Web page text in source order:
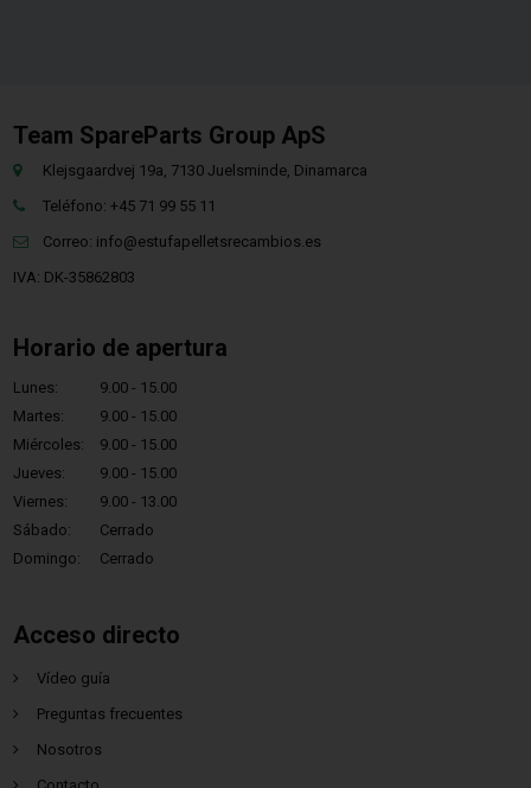
Team SpareParts Group ApS
Klejsgaardvej 19a, 7130 Juelsminde, Dinamarca
Teléfono: +45 71 99 55 11
Correo: info@estufapelletsrecambios.es
IVA: DK-35862803
Horario de apertura
Lunes:
9.00 - 15.00
Martes:
9.00 - 15.00
Miércoles:
9.00 - 15.00
Jueves:
9.00 - 15.00
Viernes:
9.00 - 13.00
Sábado:
Cerrado
Domingo:
Cerrado
Acceso directo
Vídeo guía
Preguntas frecuentes
Nosotros